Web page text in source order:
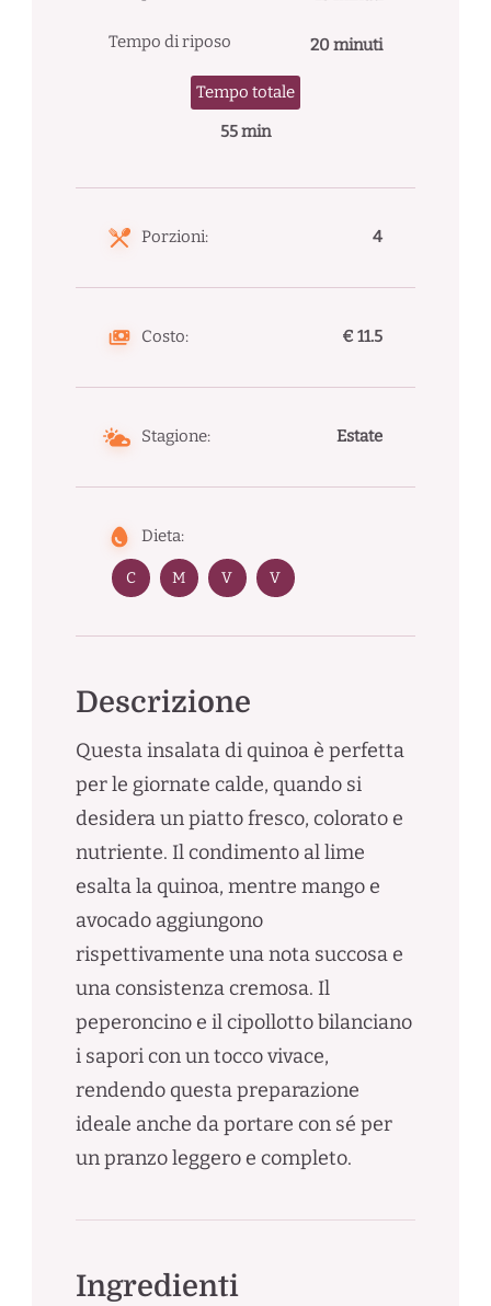
Tempo di riposo 20 minuti
Tempo totale
55 min
Porzioni: 4
Costo: € 11.5
Stagione: Estate
Dieta:
C M V V
Descrizione
Questa insalata di quinoa è perfetta
per le giornate calde, quando si
desidera un piatto fresco, colorato e
nutriente. Il condimento al lime
esalta la quinoa, mentre mango e
avocado aggiungono
rispettivamente una nota succosa e
una consistenza cremosa. Il
peperoncino e il cipollotto bilanciano
i sapori con un tocco vivace,
rendendo questa preparazione
ideale anche da portare con sé per
un pranzo leggero e completo.
Ingredienti